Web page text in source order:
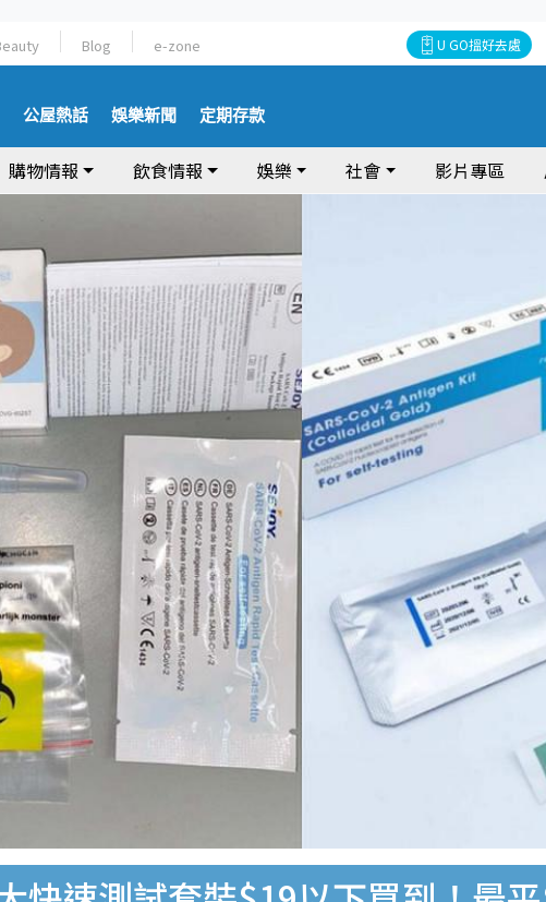
Blog e-zone U GO搵好去處
公屋熱話 娛樂新聞 定期存款
購物情報 飲食情報 娛樂 社會 影片專區